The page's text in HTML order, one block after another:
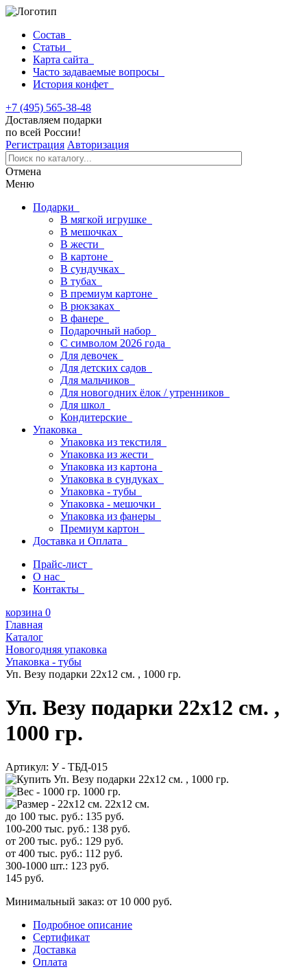
Состав
Статьи
Карта сайта
Часто задаваемые вопросы
История конфет
+7 (495) 565-38-48
Доставляем подарки
по всей России!
Регистрация Авторизация
Отмена
Меню
Подарки
В мягкой игрушке
В мешочках
В жести
В картоне
В сундучках
В тубах
В премиум картоне
В рюкзаках
В фанере
Подарочный набор
С символом 2026 года
Для девочек
Для детских садов
Для мальчиков
Для новогодних ёлок / утренников
Для школ
Кондитерские
Упаковка
Упаковка из текстиля
Упаковка из жести
Упаковка из картона
Упаковка в сундуках
Упаковка - тубы
Упаковка - мешочки
Упаковка из фанеры
Премиум картон
Доставка и Оплата
Прайс-лист
О нас
Контакты
корзина 0
Главная
Каталог
Новогодняя упаковка
Упаковка - тубы
Уп. Везу подарки 22х12 см. , 1000 гр.
Уп. Везу подарки 22х12 см. ,
1000 гр.
Артикул: У - ТБД-015
1000 гр.
22х12 см.
до 100 тыс. руб.: 135 руб.
100-200 тыс. руб.: 138 руб.
от 200 тыс. руб.: 129 руб.
от 400 тыс. руб.: 112 руб.
300-1000 шт.: 123 руб.
145 руб.
Минимальный заказ: от 10 000 руб.
Подробное описание
Сертификат
Доставка
Оплата